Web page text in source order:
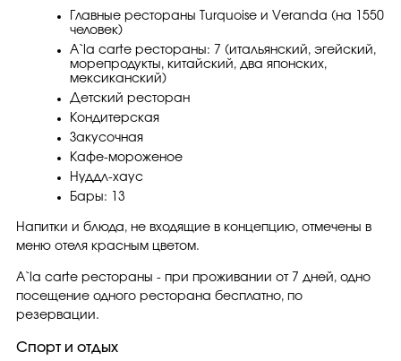
Главные рестораны Turquoise и Veranda (на 1550
человек)
А`la carte рестораны: 7 (итальянский, эгейский,
морепродукты, китайский, два японских,
мексиканский)
Детский ресторан
Кондитерская
Закусочная
Кафе-мороженое
Нуддл-хаус
Бары: 13
Напитки и блюда, не входящие в концепцию, отмечены в
меню отеля красным цветом.
А`la carte рестораны - при проживании от 7 дней, одно
посещение одного ресторана бесплатно, по
резервации.
Спорт и отдых